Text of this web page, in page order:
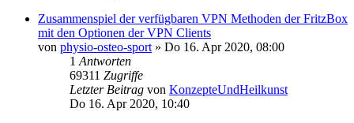
Zusammenspiel der verfügbaren VPN Methoden der FritzBox
mit den Optionen der VPN Clients
von physio-osteo-sport » Do 16. Apr 2020, 08:00
1 Antworten
69311 Zugriffe
Letzter Beitrag von KonzepteUndHeilkunst
Do 16. Apr 2020, 10:40